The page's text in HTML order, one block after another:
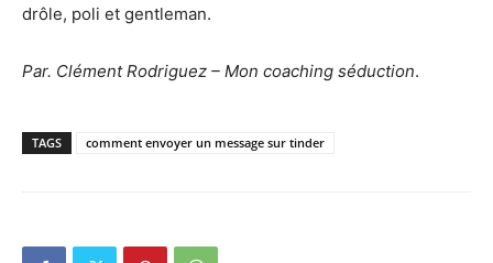
drôle, poli et gentleman.
Par. Clément Rodriguez – Mon coaching séduction.
TAGS comment envoyer un message sur tinder